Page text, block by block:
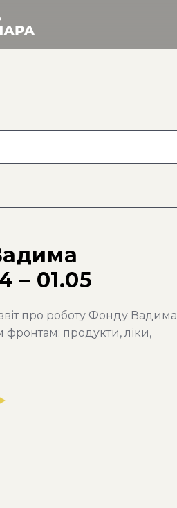
– 01.05
про роботу Фонду Вадима
фронтам: продукти, ліки,